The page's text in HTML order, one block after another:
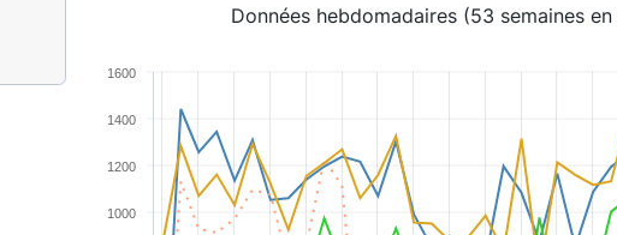
Données hebdomadaires (53 semaines
View as data table, Chart
The chart has 1 X axis displaying categories.
The chart has 1 Y axis displaying values. Range: 0 to
1000
1200
1400
1600